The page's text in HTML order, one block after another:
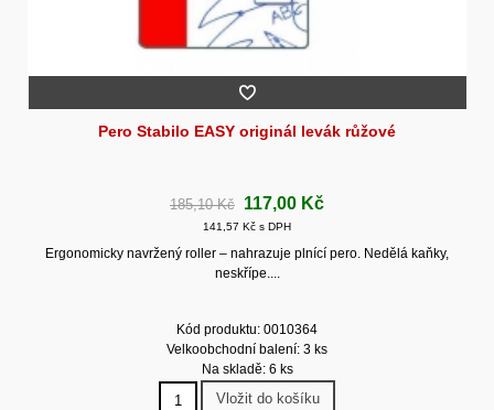
Pero Stabilo EASY originál levák růžové
185,10 Kč 117,00 Kč
141,57 Kč s DPH
Ergonomicky navržený roller – nahrazuje plnící pero. Nedělá kaňky,
neskřípe....
Kód produktu: 0010364
Velkoobchodní balení: 3 ks
Na skladě: 6 ks
Vložit do košíku